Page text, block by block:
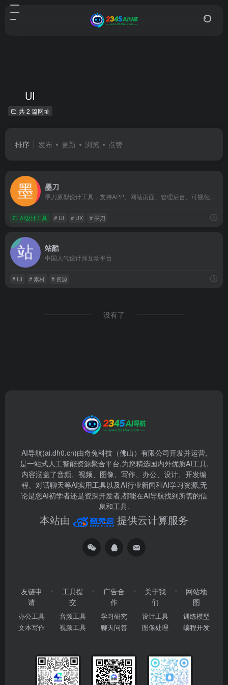
UI
共 2 篇网址
排序 发布 更新 浏览 点赞
墨刀
AI设计工具 # UI # UX # 墨刀
站酷
中国人气设计师互动平台
# UI # 素材 # 资源
没有了
AI导航(ai.dh0.cn)由奇兔科技（佛山）有限公司开发并运营,
是一站式人工智能资源聚合平台,为您精选国内外优质AI工具,
内容涵盖了音频、视频、图像、写作、办公、设计、开发编
程、对话聊天等AI实用工具以及AI行业新闻和AI学习资源,无
论是您AI初学者还是资深开发者,都能在AI导航找到所需的信
息和工具.
本站由 提供云计算服务
友链申
请
办公工具
文本写作
工具提
交
音频工具
视频工具
广告合
作
学习研究
聊天问答
关于我
们
设计工具
图像处理
网站地
图
训练模型
编程开发